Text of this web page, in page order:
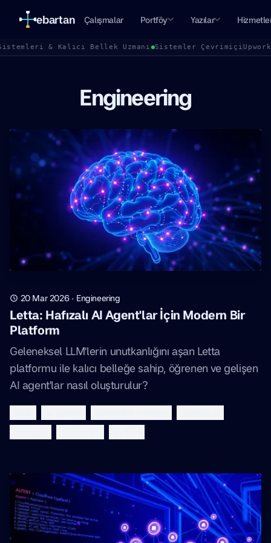
ebartan Çalışmalar Portföy Yazılar
& Kalıcı Bellek Uzmanı Sistemler Çevrimiçi
Engineering
20 Mar 2026· Engineering
Letta: Hafızalı AI Agent'lar İçin Modern Bir
Platform
Geleneksel LLM'lerin unutkanlığını aşan Letta
platformu ile kalıcı belleğe sahip, öğrenen ve gelişen
AI agent'lar nasıl oluşturulur?